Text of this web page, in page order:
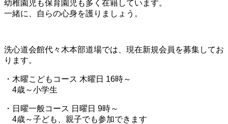
幼稚園児も保育園児も多く在籍しています。
一緒に、自らの心身を護りましょう。
洗心道会館代々木本部道場では、現在新規会員を募集してお
ります。
・木曜こどもコース 木曜日 16時～
4歳～小学生
・日曜一般コース 日曜日 9時～
4歳～子ども、親子でも参加できます